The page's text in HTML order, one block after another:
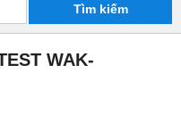
Tìm kiếm
WAK-